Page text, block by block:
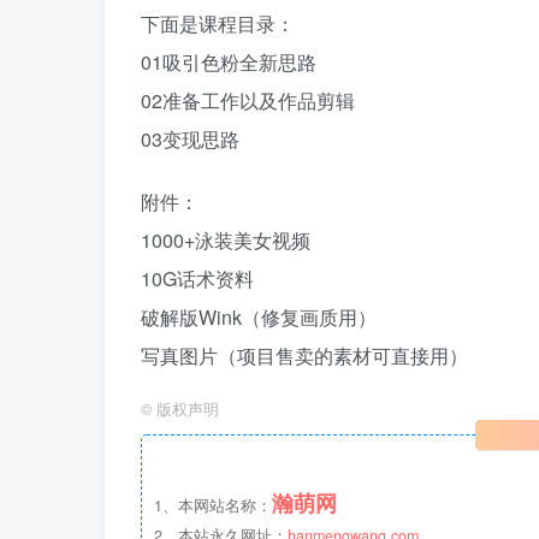
下面是课程目录：
01吸引色粉全新思路
02准备工作以及作品剪辑
03变现思路
附件：
1000+泳装美女视频
10G话术资料
破解版Wink（修复画质用）
写真图片（项目售卖的素材可直接用）
© 版权声明
1、本网站名称： 瀚萌网